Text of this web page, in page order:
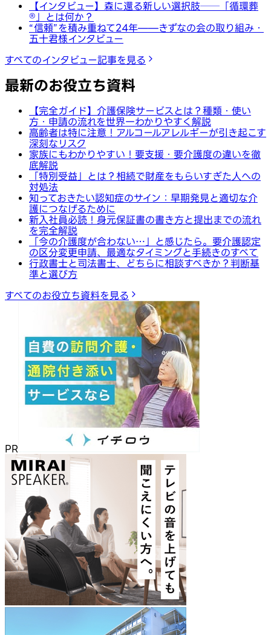
【インタビュー】森に還る新しい選択肢──「循環葬
®︎」とは何か？
“信頼”を積み重ねて24年——きずなの会の取り組み・
五十君様インタビュー
すべてのインタビュー記事を見る
最新のお役立ち資料
【完全ガイド】介護保険サービスとは？種類・使い
方・申請の流れを世界一わかりやすく解説
高齢者は特に注意！アルコールアレルギーが引き起こす
深刻なリスク
家族にもわかりやすい！要支援・要介護度の違いを徹
底解説
「特別受益」とは？相続で財産をもらいすぎた人への
対処法
知っておきたい認知症のサイン：早期発見と適切な介
護につなげるために
新入社員必読！身元保証書の書き方と提出までの流れ
を完全解説
「今の介護度が合わない…」と感じたら。要介護認定
の区分変更申請、最適なタイミングと手続きのすべて
行政書士と司法書士、どちらに相談すべきか？判断基
準と選び方
すべてのお役立ち資料を見る
PR